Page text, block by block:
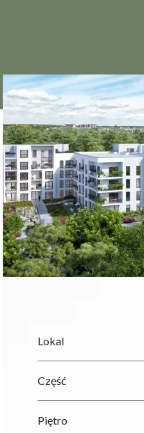
Lokal
Część
Piętro